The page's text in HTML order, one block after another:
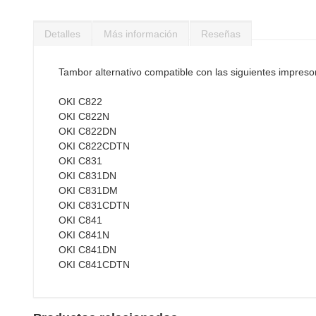
comienzo
imágenes
Detalles
Tambor alternativo compatible con las siguientes
OKI C822
OKI C822N
OKI C822DN
OKI C822CDTN
OKI C831
OKI C831DN
OKI C831DM
OKI C831CDTN
OKI C841
OKI C841N
OKI C841DN
OKI C841CDTN
Más información Reseñas